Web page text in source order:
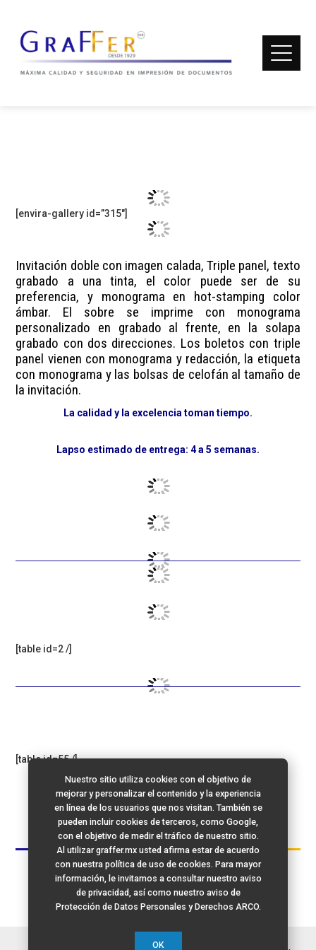
Nuestro sitio utiliza cookies con el objetivo de
mejorar y personalizar el contenido y la experiencia
en línea de los usuarios que nos visitan. También se
pueden incluir cookies de terceros, como Google,
con el objetivo de medir el tráfico de nuestro sitio.
Al utilizar graffer.mx usted afirma estar de acuerdo
con nuestra política de uso de cookies. Para mayor
información, le invitamos a consultar nuestro aviso
de privacidad, así como nuestro aviso de
Protección de Datos Personales y Derechos ARCO.
OK
[envira-gallery id=”315″]
Invitación doble con imagen calada, Triple panel, texto
grabado a una tinta, el color puede ser de su
preferencia, y monograma en hot-stamping color
ámbar. El sobre se imprime con monograma
personalizado en grabado al frente, en la solapa
grabado con dos direcciones. Los boletos con triple
panel vienen con monograma y redacción, la etiqueta
con monograma y las bolsas de celofán al tamaño de
la invitación.
La calidad y la excelencia toman tiempo.
Lapso estimado de entrega: 4 a 5 semanas.
[table id=2 /]
[table id=55 /]